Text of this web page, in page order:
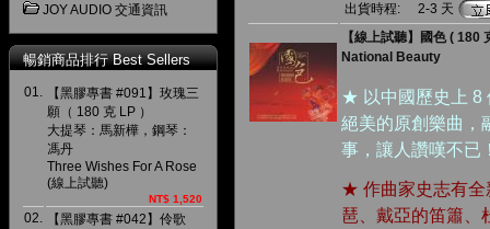
JOY AUDIO 交通資訊
暢銷商品排行 Best Sellers
01.
【黑膠專書 #091】玫瑰三
願（ 180 克 LP ）
大提琴：馬新樺，鋼琴：
馮丹
Three Wishes For A Rose
(線上試聽)
NT$ 1,520
02.
【黑膠專書 #042】伶歌
出貨時程:
2-3 天
【線上試聽】國色 ( 180
National Beauty
★ 以中國歷史上 8
絕美的原創樂曲，
事，讓人讚嘆不已
★ 作曲家史志有全
琶、戴亞的笛簫、